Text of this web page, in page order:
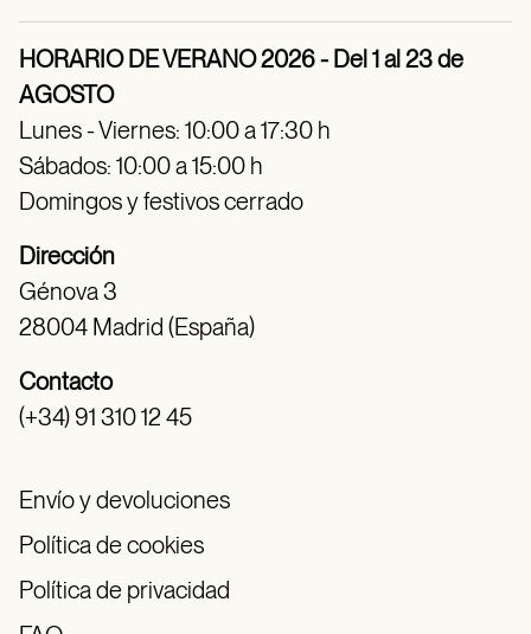
HORARIO DE VERANO 2026 - Del 1 al 23 de
AGOSTO
Lunes - Viernes: 10:00 a 17:30 h
Sábados: 10:00 a 15:00 h
Domingos y festivos cerrado
Dirección
Génova 3
28004 Madrid (España)
Contacto
(+34) 91 310 12 45
Envío y devoluciones
Política de cookies
Política de privacidad